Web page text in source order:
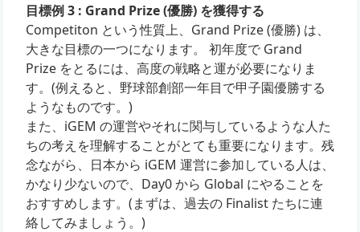
目標例 3 : Grand Prize (優勝) を獲得する
Competiton という性質上、Grand Prize (優勝) は、
大きな目標の一つになります。 初年度で Grand
Prize をとるには、高度の戦略と運が必要になりま
す。(例えると、野球部創部一年目で甲子園優勝する
ようなものです。)
また、iGEM の運営やそれに関与しているような人た
ちの考えを理解することがとても重要になります。残
念ながら、日本から iGEM 運営に参加している人は、
かなり少ないので、Day0 から Global にやることを
おすすめします。(まずは、過去の Finalist たちに連
絡してみましょう。)